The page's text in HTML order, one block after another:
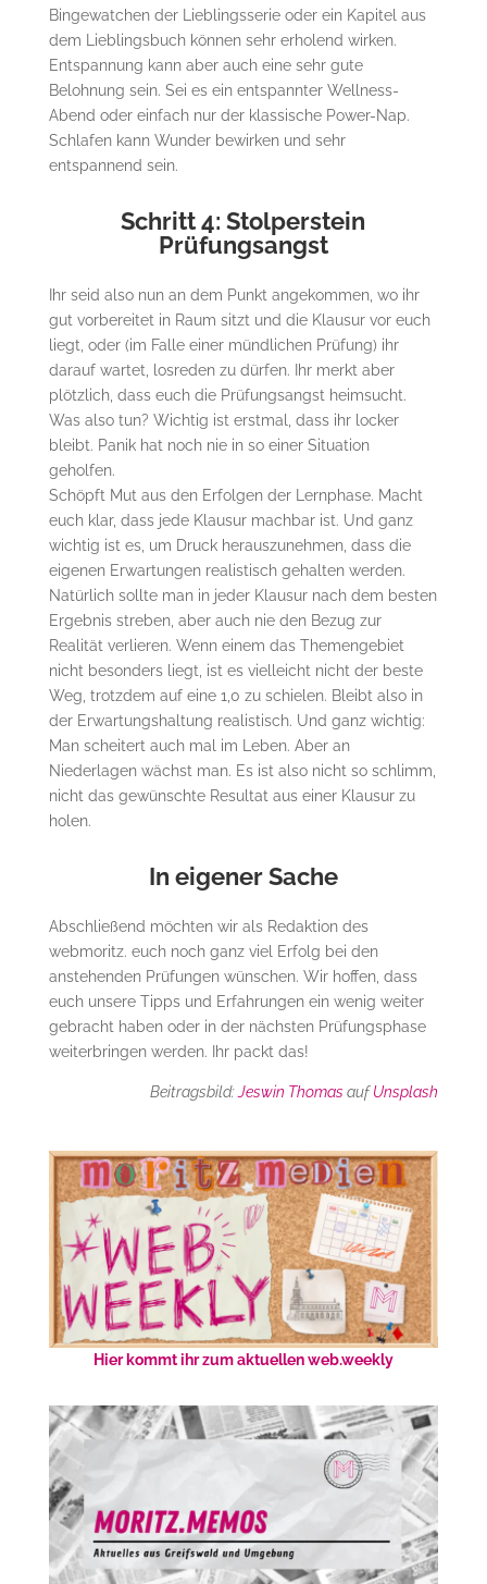
Bingewatchen der Lieblingsserie oder ein Kapitel aus
dem Lieblingsbuch können sehr erholend wirken.
Entspannung kann aber auch eine sehr gute
Belohnung sein. Sei es ein entspannter Wellness-
Abend oder einfach nur der klassische Power-Nap.
Schlafen kann Wunder bewirken und sehr
entspannend sein.
Schritt 4: Stolperstein
Prüfungsangst
Ihr seid also nun an dem Punkt angekommen, wo ihr
gut vorbereitet in Raum sitzt und die Klausur vor euch
liegt, oder (im Falle einer mündlichen Prüfung) ihr
darauf wartet, losreden zu dürfen. Ihr merkt aber
plötzlich, dass euch die Prüfungsangst heimsucht.
Was also tun? Wichtig ist erstmal, dass ihr locker
bleibt. Panik hat noch nie in so einer Situation
geholfen.
Schöpft Mut aus den Erfolgen der Lernphase. Macht
euch klar, dass jede Klausur machbar ist. Und ganz
wichtig ist es, um Druck herauszunehmen, dass die
eigenen Erwartungen realistisch gehalten werden.
Natürlich sollte man in jeder Klausur nach dem besten
Ergebnis streben, aber auch nie den Bezug zur
Realität verlieren. Wenn einem das Themengebiet
nicht besonders liegt, ist es vielleicht nicht der beste
Weg, trotzdem auf eine 1,0 zu schielen. Bleibt also in
der Erwartungshaltung realistisch. Und ganz wichtig:
Man scheitert auch mal im Leben. Aber an
Niederlagen wächst man. Es ist also nicht so schlimm,
nicht das gewünschte Resultat aus einer Klausur zu
holen.
In eigener Sache
Abschließend möchten wir als Redaktion des
webmoritz. euch noch ganz viel Erfolg bei den
anstehenden Prüfungen wünschen. Wir hoffen, dass
euch unsere Tipps und Erfahrungen ein wenig weiter
gebracht haben oder in der nächsten Prüfungsphase
weiterbringen werden. Ihr packt das!
Beitragsbild:Jeswin Thomas aufUnsplash
Hier kommt ihr zum aktuellen web.weekly